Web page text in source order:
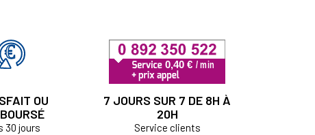
OU
30 jours
7 JOURS SUR 7 DE 8H À
20H
Service clients